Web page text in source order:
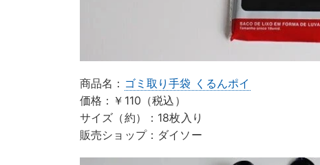
商品名： ゴミ取り手袋 くるんポイ
価格：￥110（税込）
サイズ（約）：18枚入り
販売ショップ：ダイソー